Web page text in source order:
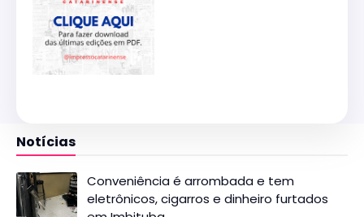
Notícias
Conveniência é arrombada e tem
eletrônicos, cigarros e dinheiro furtados